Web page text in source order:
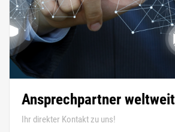
Ansprechpartner weltweit
Ihr direkter Kontakt zu uns!